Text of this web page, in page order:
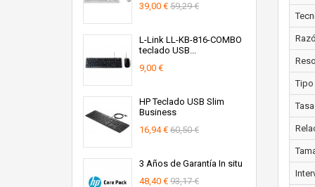
39,00 € 59,29 €
L-Link LL-KB-816-COMBO
teclado USB...
9,00 €
HP Teclado USB Slim
Business
16,94 € 60,50 €
3 Años de Garantía In situ
48,40 € 93,17 €
Tipo